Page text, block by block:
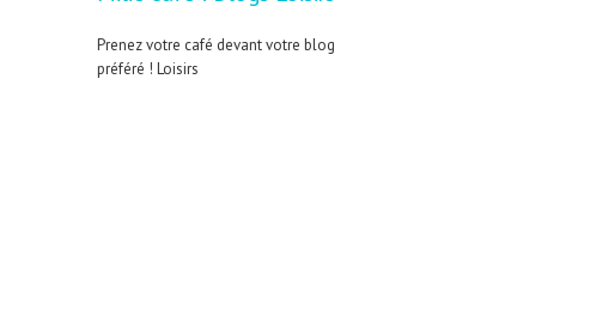
t
é
g
Prenez votre café devant votre blog
préféré ! Loisirs